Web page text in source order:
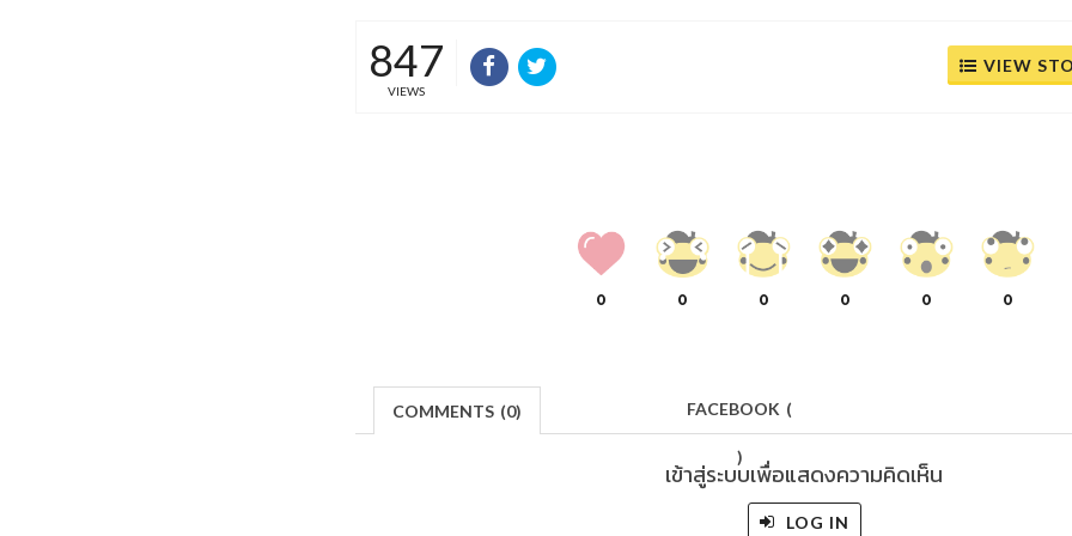
847
VIEWS
VIEW
0 0 0 0 0 0
COMMENTS (0) FACEBOOK (
)
เข้าสู่ระบบเพื่อแสดงความคิดเห็น
LOG IN